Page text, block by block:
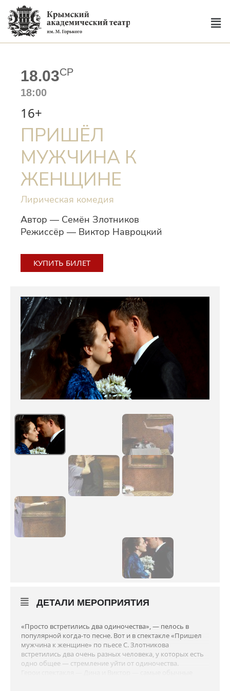
18.03СР
18:00
16+
КУПИТЬ БИЛЕТ
Автор — Семён Злотников
Режиссёр — Виктор Навроцкий
ПРИШЁЛ
МУЖЧИНА К
ЖЕНЩИНЕ
Лирическая комедия
ДЕТАЛИ МЕРОПРИЯТИЯ
«Просто встретились два одиночества», — пелось в
популярной когда-то песне. Вот и в спектакле «Пришел
мужчина к женщине» по пьесе С. Злотникова
встретились два очень разных человека, у которых есть
одно общее — стремление уйти от одиночества.